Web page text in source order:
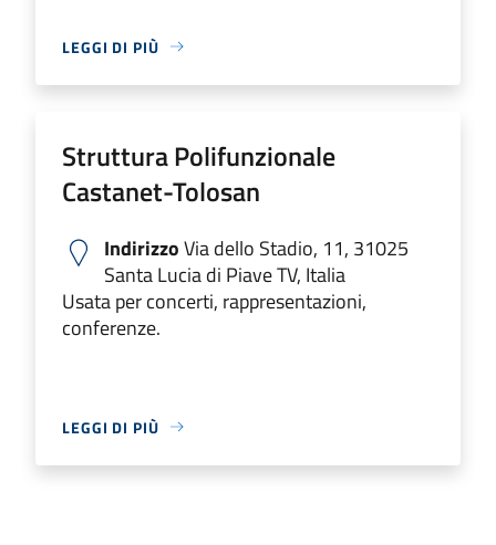
LEGGI DI PIÙ
Struttura Polifunzionale
Castanet-Tolosan
IndirizzoVia dello Stadio, 11, 31025
Santa Lucia di Piave TV, Italia
Usata per concerti, rappresentazioni,
conferenze.
LEGGI DI PIÙ